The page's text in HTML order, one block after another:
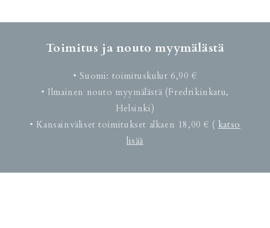
Toimitus ja nouto myymälästä
• Suomi: toimituskulut 6,90 €
• Ilmainen nouto myymälästä (Fredrikinkatu,
Helsinki)
• Kansainväliset toimitukset alkaen 18,00 € ( katso
lisää